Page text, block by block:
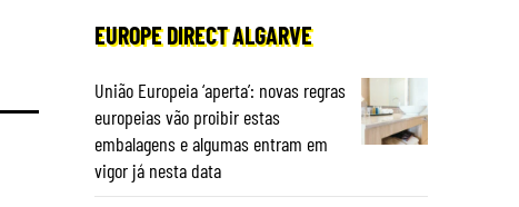
EUROPE DIRECT ALGARVE
União Europeia ‘aperta’: novas regras
europeias vão proibir estas
embalagens e algumas entram em
vigor já nesta data